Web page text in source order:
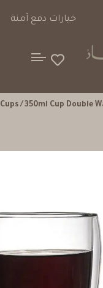
خيارات دفع آمنة
Cups/ 350ml Cup Double